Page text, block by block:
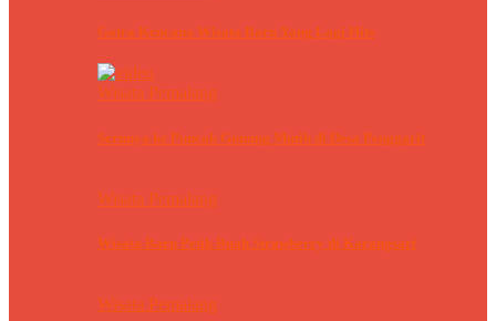
Gatra Kencana Wisata Baru Yang Lagi Hits
Wisata Pemalang
Serunya ke Puncak Gunung Mutih di Desa Penggarit
Wisata Pemalang
Wisata Baru Petik Buah Strawberry di Karangsari
Wisata Pemalang